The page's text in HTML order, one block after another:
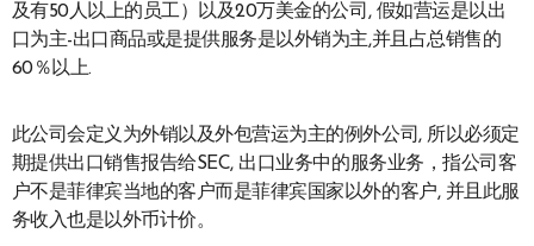
及有50人以上的员工）以及20万美金的公司, 假如营运是以出
口为主-出口商品或是提供服务是以外销为主,并且占总销售的
60％以上.
此公司会定义为外销以及外包营运为主的例外公司, 所以必须定
期提供出口销售报告给SEC, 出口业务中的服务业务，指公司客
户不是菲律宾当地的客户而是菲律宾国家以外的客户, 并且此服
务收入也是以外币计价。